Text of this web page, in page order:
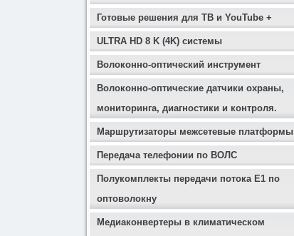
Готовые решения для ТВ и YouTube +
ULTRA HD 8 K (4K) системы
Волоконно-оптический инструмент
Волоконно-оптические датчики охраны,
мониторинга, диагностики и контроля.
Маршрутизаторы межсетевые платформы
Передача телефонии по ВОЛС
Полукомплекты передачи потока E1 по
оптоволокну
Медиаконвертеры в климатическом